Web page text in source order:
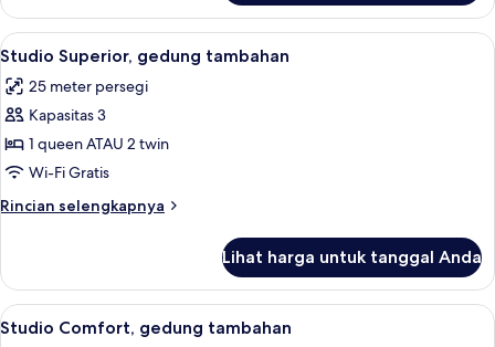
Kamar
Double
Lihat
semua
foto
untuk
Studio
Superior,
gedung
tambahan
Studio Superior, gedung tambahan
6
Studio Superior, gedung tambahan
25 meter persegi
Kapasitas 3
1 queen ATAU 2 twin
Wi-Fi Gratis
Rincian selengkapnya
Rincian
Studio
Superior,
gedung
Lihat harga untuk tanggal Anda
Lihat
semua
Studio Comfort, gedung tambahan |
4
Studio Comfort, gedung tambahan